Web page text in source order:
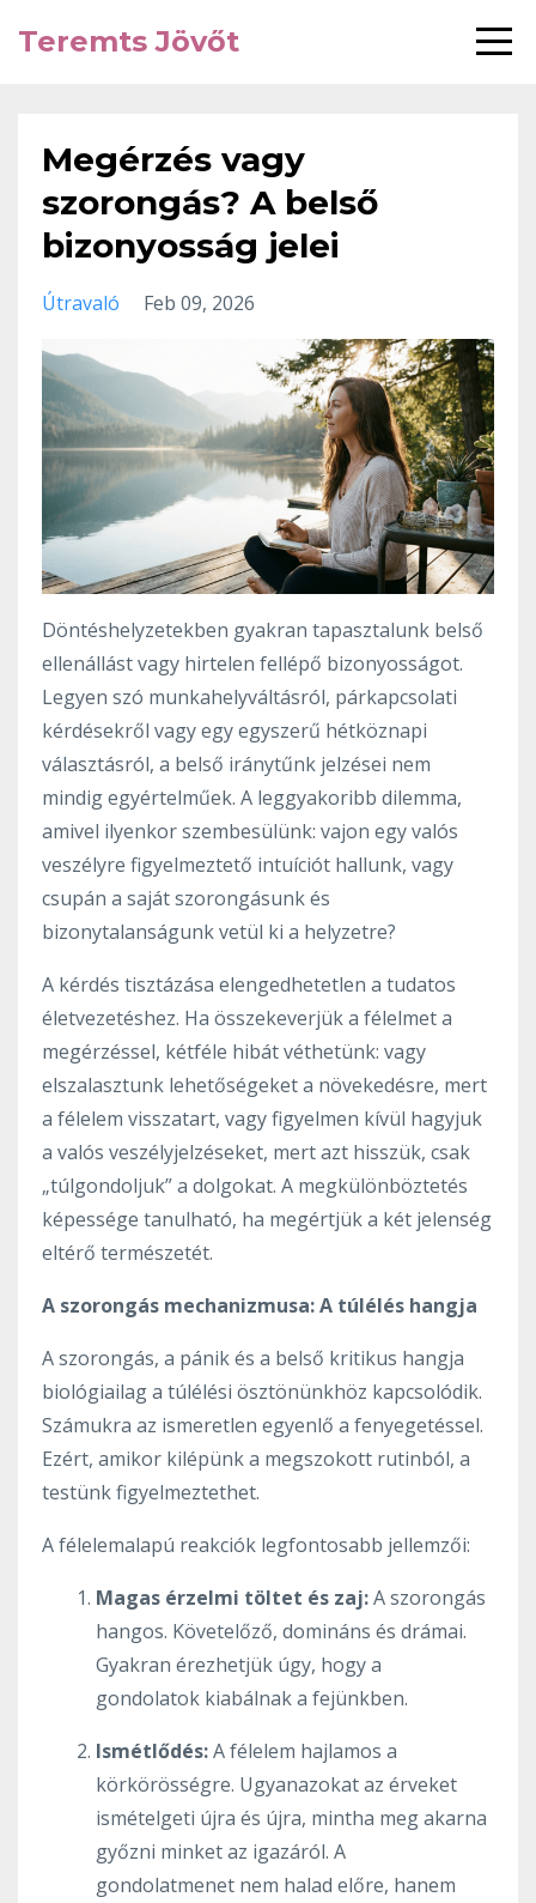
Teremts Jövőt
Megérzés vagy
szorongás? A belső
bizonyosság jelei
Útravaló Feb 09, 2026
Döntéshelyzetekben gyakran tapasztalunk belső
ellenállást vagy hirtelen fellépő bizonyosságot.
Legyen szó munkahelyváltásról, párkapcsolati
kérdésekről vagy egy egyszerű hétköznapi
választásról, a belső iránytűnk jelzései nem
mindig egyértelműek. A leggyakoribb dilemma,
amivel ilyenkor szembesülünk: vajon egy valós
veszélyre figyelmeztető intuíciót hallunk, vagy
csupán a saját szorongásunk és
bizonytalanságunk vetül ki a helyzetre?
A kérdés tisztázása elengedhetetlen a tudatos
életvezetéshez. Ha összekeverjük a félelmet a
megérzéssel, kétféle hibát véthetünk: vagy
elszalasztunk lehetőségeket a növekedésre, mert
a félelem visszatart, vagy figyelmen kívül hagyjuk
a valós veszélyjelzéseket, mert azt hisszük, csak
„túlgondoljuk” a dolgokat. A megkülönböztetés
képessége tanulható, ha megértjük a két jelenség
eltérő természetét.
A szorongás mechanizmusa: A túlélés hangja
A szorongás, a pánik és a belső kritikus hangja
biológiailag a túlélési ösztönünkhöz kapcsolódik.
Számukra az ismeretlen egyenlő a fenyegetéssel.
Ezért, amikor kilépünk a megszokott rutinból, a
testünk figyelmeztethet.
A félelemalapú reakciók legfontosabb jellemzői:
Magas érzelmi töltet és zaj:A szorongás
hangos. Követelőző, domináns és drámai.
Gyakran érezhetjük úgy, hogy a
gondolatok kiabálnak a fejünkben.
Ismétlődés:A félelem hajlamos a
körkörösségre. Ugyanazokat az érveket
ismételgeti újra és újra, mintha meg akarna
győzni minket az igazáról. A
gondolatmenet nem halad előre, hanem